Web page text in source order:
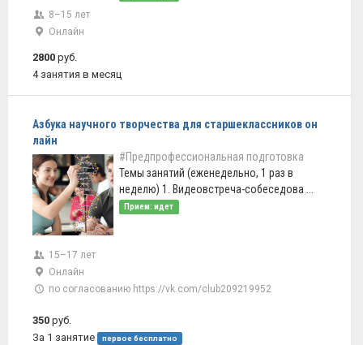
8–15 лет
Онлайн
2800 руб.
4 занятия в месяц
Азбука научного творчества для старшеклассников он
лайн
#Предпрофессиональная подготовка
Темы занятий (еженедельно, 1 раз в
неделю) 1. Видеовстреча-собеседова ...
Прием: идет
15–17 лет
Онлайн
по согласованию https://vk.com/club209219952
350 руб.
За 1 занятие
первое бесплатно